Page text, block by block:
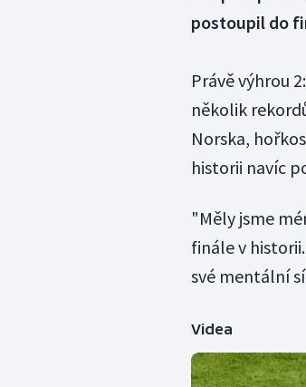
postoupil do
Právě výhrou
několik
Norska,
historii navíc
"Měly jsme
finále v
své mentální
Videa